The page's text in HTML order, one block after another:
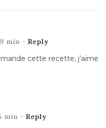
min - Reply
cette recette, j’aime
min - Reply